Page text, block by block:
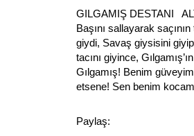
GILGAMIŞ DESTANI
Başını sallayarak
giydi, Savaş giysisini
tacını giyince,
Gılgamış! Benim
etsene! Sen benim
Paylaş: